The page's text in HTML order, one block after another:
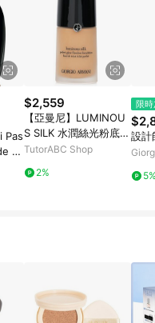
Pas
Pa
$2,559
【亞曼尼】LUMINOU
S SILK 水潤絲光粉底液
- # 6.25
TutorABC Shop
2%
限
設計